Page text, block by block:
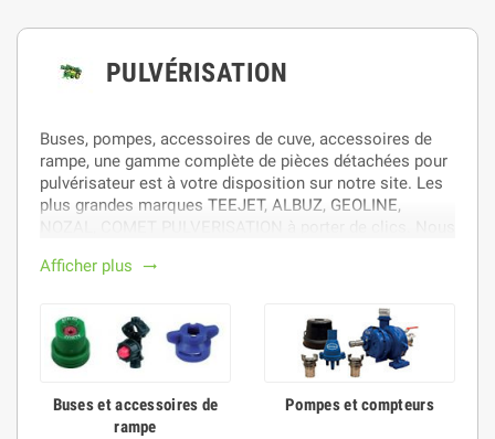
PULVÉRISATION
Buses, pompes, accessoires de cuve, accessoires de
rampe, une gamme complète de pièces détachées pour
pulvérisateur est à votre disposition sur notre site. Les
plus grandes marques TEEJET, ALBUZ, GEOLINE,
jalonnage facilitant le traitement et les repères de
Afficher plus trending_flat
Buses et accessoires de
rampe
Pompes et compteurs